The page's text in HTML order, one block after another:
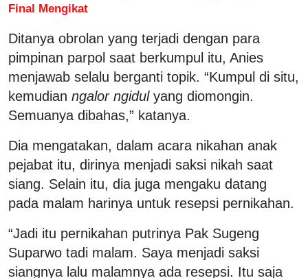
Final Mengikat
Ditanya obrolan yang terjadi dengan para
pimpinan parpol saat berkumpul itu, Anies
menjawab selalu berganti topik. “Kumpul di situ,
kemudian ngalor ngidulyang diomongin.
Semuanya dibahas,” katanya.
Dia mengatakan, dalam acara nikahan anak
pejabat itu, dirinya menjadi saksi nikah saat
siang. Selain itu, dia juga mengaku datang
pada malam harinya untuk resepsi pernikahan.
“Jadi itu pernikahan putrinya Pak Sugeng
Suparwo tadi malam. Saya menjadi saksi
siangnya lalu malamnya ada resepsi. Itu saja